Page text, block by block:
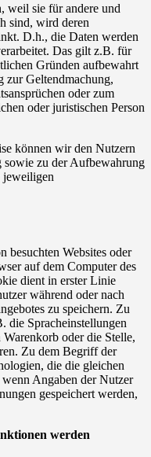
weil sie für andere und
sind, wird deren
D.h., die Daten werden
Das gilt z.B. für
Gründen aufbewahrt
zur Geltendmachung,
oder zum
oder juristischen Person
können wir den Nutzern
zu der Aufbewahrung
jeweiligen
besuchten Websites oder
auf dem Computer des
dient in erster Linie
während oder nach
zu speichern. Zu
die Spracheinstellungen
oder die Stelle,
Zu dem Begriff der
die die gleichen
Angaben der Nutzer
gespeichert werden,
werden